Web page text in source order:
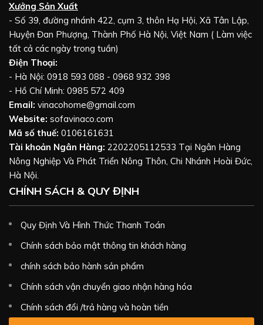
Xưởng Sản Xuất
- Số 39, đường nhánh 422, cụm 3, thôn Hạ Hội, Xã Tân Lập,
Huyện Đan Phượng, Thành Phố Hà Nội, Việt Nam ( Làm việc
tất cả các ngày trong tuần)
Điện Thoại:
- Hà Nội: 0918 593 088 - 0968 932 398
- Hồ Chí Minh: 0985 572 409
Email: vinacohome@gmail.com
Website: sofavinaco.com
Mã số thuế: 0106161631
Tài khoản Ngân Hàng: 2202205112533 Tại Ngân Hàng
Nông Nghiệp Và Phát Triển Nông Thôn, Chi Nhánh Hoài Đức,
Hà Nội.
CHÍNH SÁCH & QUY ĐỊNH
Quy Định Và Hình Thức Thanh Toán
Chính sách bảo mật thông tin khách hàng
chính sách bảo hành sản phẩm
Chính sách vận chuyển giao nhận hàng hóa
Chính sách đổi /trả hàng và hoàn tiền